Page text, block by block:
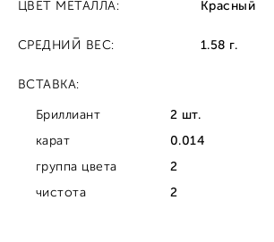
ЦВЕТ МЕТАЛЛА: Красный
СРЕДНИЙ ВЕС: 1.58 г.
ВСТАВКА:
Бриллиант
2 шт.
карат
0.014
группа цвета
2
чистота
2